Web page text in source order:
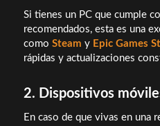
Si tienes un PC que cumple
recomendados, esta es una
como Steam y Epic Games
rápidas y actualizaciones
2. Dispositivos
En caso de que vivas en una